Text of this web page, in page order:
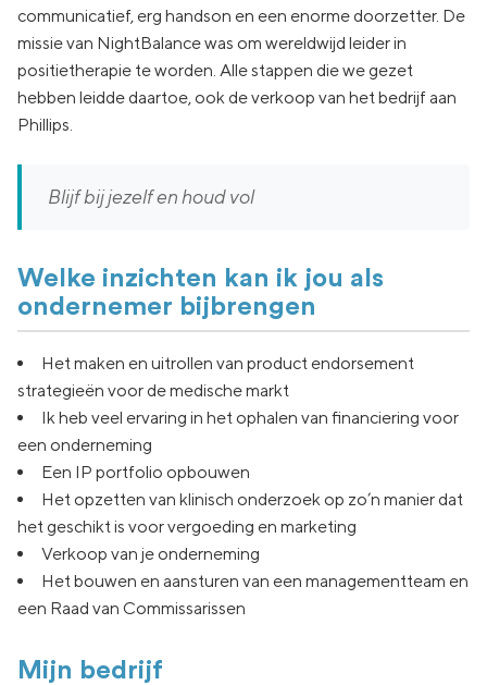
communicatief, erg handson en een enorme doorzetter. De
missie van NightBalance was om wereldwijd leider in
positietherapie te worden. Alle stappen die we gezet
hebben leidde daartoe, ook de verkoop van het bedrijf aan
Phillips.
Blijf bij jezelf en houd vol
Welke inzichten kan ik jou als
ondernemer bijbrengen
Het maken en uitrollen van product endorsement
strategieën voor de medische markt
Ik heb veel ervaring in het ophalen van financiering voor
een onderneming
Een IP portfolio opbouwen
Het opzetten van klinisch onderzoek op zo’n manier dat
het geschikt is voor vergoeding en marketing
Verkoop van je onderneming
Het bouwen en aansturen van een managementteam en
een Raad van Commissarissen
Mijn bedrijf